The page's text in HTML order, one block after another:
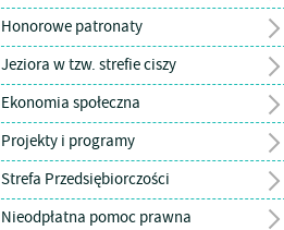
Honorowe patronaty
Jeziora w tzw. strefie ciszy
Ekonomia społeczna
Projekty i programy
Strefa Przedsiębiorczości
Nieodpłatna pomoc prawna